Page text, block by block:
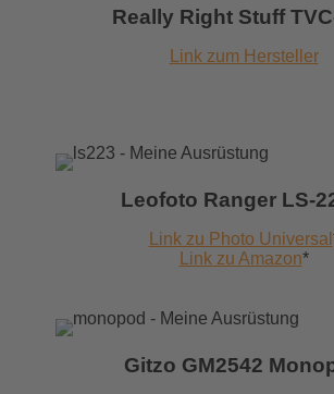
Really Right Stuff
Link zum Hersteller
Leofoto Ranger LS-
Link zu Photo Universal
Link zu Amazon*
Gitzo GM2542